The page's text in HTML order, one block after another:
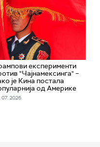
експерименти
"Чајнамексинга" –
је Кина постала
од Америке
07. 2026.